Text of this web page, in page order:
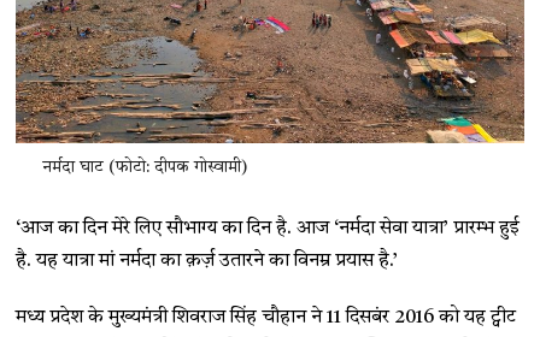
नर्मदा घाट (फोटो: दीपक गोस्वामी)
‘आज का दिन मेरे लिए सौभाग्य का दिन है. आज ‘नर्मदा सेवा यात्रा’ प्रारम्भ हुई
है. यह यात्रा मां नर्मदा का क़र्ज़ उतारने का विनम्र प्रयास है.’
मध्य प्रदेश के मुख्यमंत्री शिवराज सिंह चौहान ने 11 दिसबंर 2016 को यह ट्वीट